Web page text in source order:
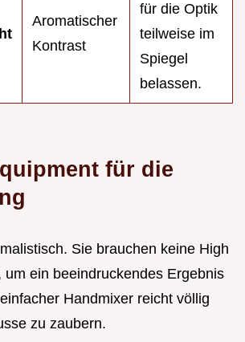
Aromatischer
Kontrast
für die Optik
teilweise im
Spiegel
belassen.
für die
Sie brauchen keine High
um ein beeindruckendes Ergebnis
Handmixer reicht völlig
zu zaubern.